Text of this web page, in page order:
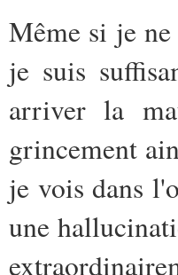
Même si je
je suis
arriver la
grincement
je vois dans
une